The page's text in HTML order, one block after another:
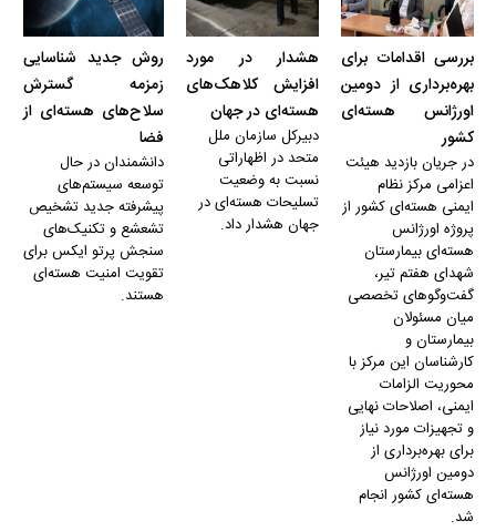
بررسی اقدامات برای
بهره‌برداری از دومین
اورژانس هسته‌ای
کشور
در جریان بازدید هیئت
اعزامی مرکز نظام
ایمنی هسته‌ای کشور از
پروژه اورژانس
هسته‌ای بیمارستان
شهدای هفتم تیر،
گفت‌و‌گو‌های تخصصی
میان مسئولان
بیمارستان و
کارشناسان این مرکز با
محوریت الزامات
ایمنی، اصلاحات نهایی
و تجهیزات مورد نیاز
برای بهره‌برداری از
دومین اورژانس
هسته‌ای کشور انجام
شد.
هشدار در مورد
افزایش کلاهک‌های
هسته‌ای در جهان
دبیرکل سازمان ملل
متحد در اظهاراتی
نسبت به وضعیت
تسلیحات هسته‌ای در
جهان هشدار داد.
روش جدید شناسایی
زمزمه گسترش
سلاح‌های هسته‌ای از
فضا
دانشمندان در حال
توسعه سیستم‌های
پیشرفته جدید تشخیص
تشعشع و تکنیک‌های
سنجش پرتو ایکس برای
تقویت امنیت هسته‌ای
هستند.